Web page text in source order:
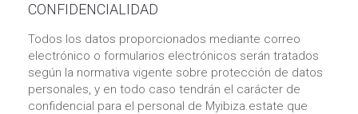
CONFIDENCIALIDAD
Todos los datos proporcionados mediante correo
electrónico o formularios electrónicos serán tratados
según la normativa vigente sobre protección de datos
personales, y en todo caso tendrán el carácter de
confidencial para el personal de Myibiza.estate que